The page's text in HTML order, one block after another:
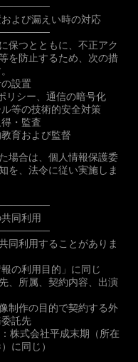
よび漏えい時の対応
保つとともに、不正アク
を防止するため、次の措
設置
リシー、通信の暗号化
等の技術的安全対策
・監査
育および監督
場合は、個人情報保護委
を、法令に従い実施しま
同利用
同利用することがありま
の利用目的」に同じ
、所属、契約内容、出演
制作の目的で契約する外
託先
株式会社平成末期（所在
に同じ）